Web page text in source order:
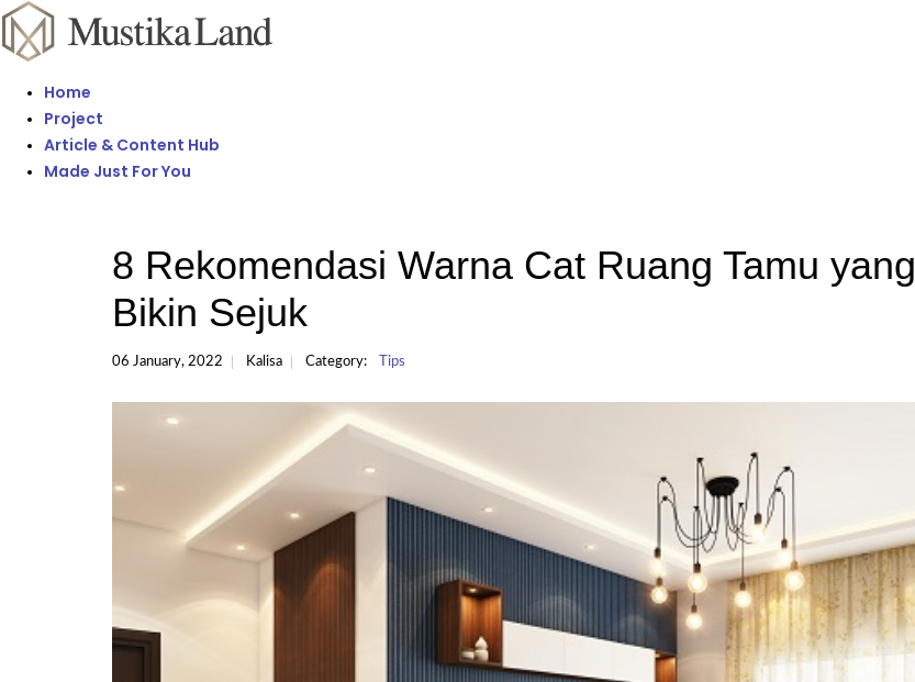
Home
Project
Article & Content Hub
Made Just For You
8 Rekomendasi Warna Cat Ruang Tamu yang
Bikin Sejuk
06 January, 2022 Kalisa Category: Tips